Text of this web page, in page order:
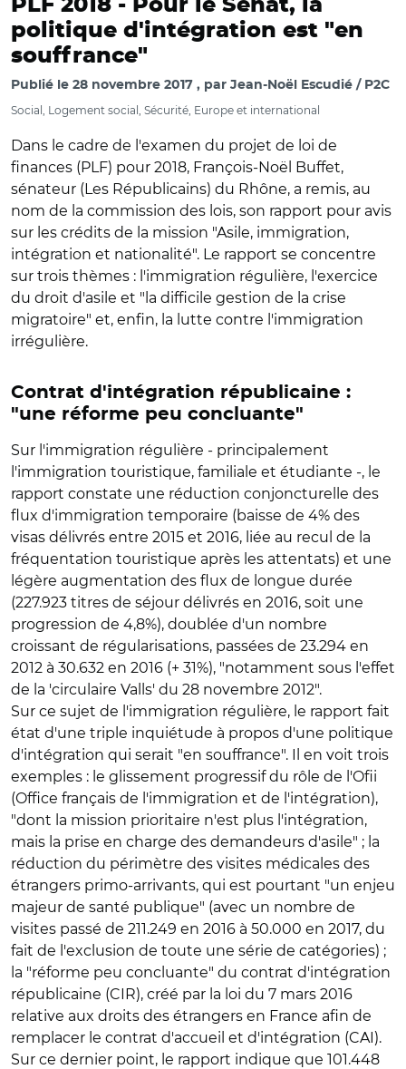
PLF 2018 - Pour le Sénat, la
politique d'intégration est "en
souffrance"
Publié le 28 novembre 2017 par Jean-Noël Escudié / P2C
Social, Logement social, Sécurité, Europe et international
Dans le cadre de l'examen du projet de loi de
finances (PLF) pour 2018, François-Noël Buffet,
sénateur (Les Républicains) du Rhône, a remis, au
nom de la commission des lois, son rapport pour avis
sur les crédits de la mission "Asile, immigration,
intégration et nationalité". Le rapport se concentre
sur trois thèmes : l'immigration régulière, l'exercice
du droit d'asile et "la difficile gestion de la crise
migratoire" et, enfin, la lutte contre l'immigration
irrégulière.
Contrat d'intégration républicaine :
"une réforme peu concluante"
Sur l'immigration régulière - principalement
l'immigration touristique, familiale et étudiante -, le
rapport constate une réduction conjoncturelle des
flux d'immigration temporaire (baisse de 4% des
visas délivrés entre 2015 et 2016, liée au recul de la
fréquentation touristique après les attentats) et une
légère augmentation des flux de longue durée
(227.923 titres de séjour délivrés en 2016, soit une
progression de 4,8%), doublée d'un nombre
croissant de régularisations, passées de 23.294 en
2012 à 30.632 en 2016 (+ 31%), "notamment sous l'effet
de la 'circulaire Valls' du 28 novembre 2012".
Sur ce sujet de l'immigration régulière, le rapport fait
état d'une triple inquiétude à propos d'une politique
d'intégration qui serait "en souffrance". Il en voit trois
exemples : le glissement progressif du rôle de l'Ofii
(Office français de l'immigration et de l'intégration),
"dont la mission prioritaire n'est plus l'intégration,
mais la prise en charge des demandeurs d'asile" ; la
réduction du périmètre des visites médicales des
étrangers primo-arrivants, qui est pourtant "un enjeu
majeur de santé publique" (avec un nombre de
visites passé de 211.249 en 2016 à 50.000 en 2017, du
fait de l'exclusion de toute une série de catégories) ;
la "réforme peu concluante" du contrat d'intégration
républicaine (CIR), créé par la loi du 7 mars 2016
relative aux droits des étrangers en France afin de
remplacer le contrat d'accueil et d'intégration (CAI).
Sur ce dernier point, le rapport indique que 101.448